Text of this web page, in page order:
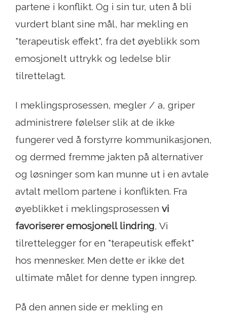
partene i konflikt. Og i sin tur, uten å bli
vurdert blant sine mål, har mekling en
"terapeutisk effekt", fra det øyeblikk som
emosjonelt uttrykk og ledelse blir
tilrettelagt.
I meklingsprosessen, megler / a, griper
administrere følelser slik at de ikke
fungerer ved å forstyrre kommunikasjonen,
og dermed fremme jakten på alternativer
og løsninger som kan munne ut i en avtale
avtalt mellom partene i konflikten. Fra
øyeblikket i meklingsprosessen vi
favoriserer emosjonell lindring, Vi
tilrettelegger for en "terapeutisk effekt"
hos mennesker. Men dette er ikke det
ultimate målet for denne typen inngrep.
På den annen side er mekling en